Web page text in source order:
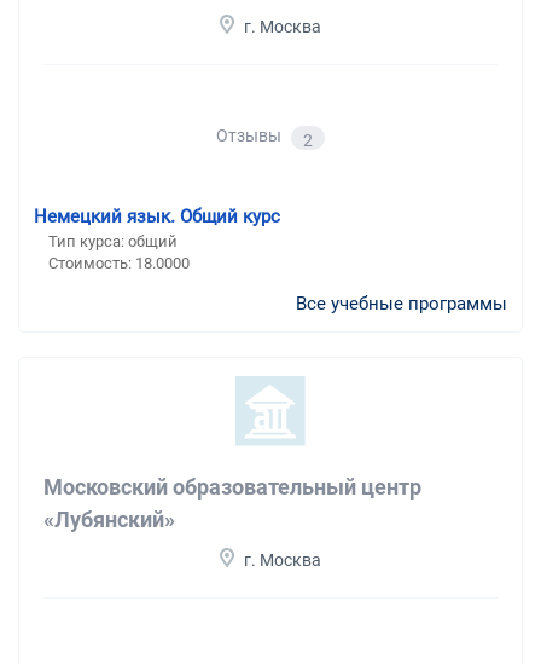
г. Москва
Отзывы 2
Немецкий язык. Общий курс
Тип курса: общий
Стоимость: 18.0000
Все учебные программы
Московский образовательный центр
«Лубянский»
г. Москва